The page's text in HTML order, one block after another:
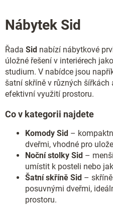
r
Nábytek Sid
Řada Sid nabízí nábytkové
úložné řešení v interiérech
studium. V nabídce jsou
šatní skříně v různých
efektivní využití prostoru.
Co v kategorii najdete
Komody Sid –
dveřmi, vhodné pro
Noční stolky Sid –
umístit k posteli nebo
Šatní skříně Sid –
posuvnými dveřmi,
prostoru.